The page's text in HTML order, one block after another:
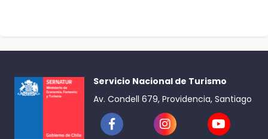
Servicio Nacional de Turismo
Av. Condell 679, Providencia, Santiago